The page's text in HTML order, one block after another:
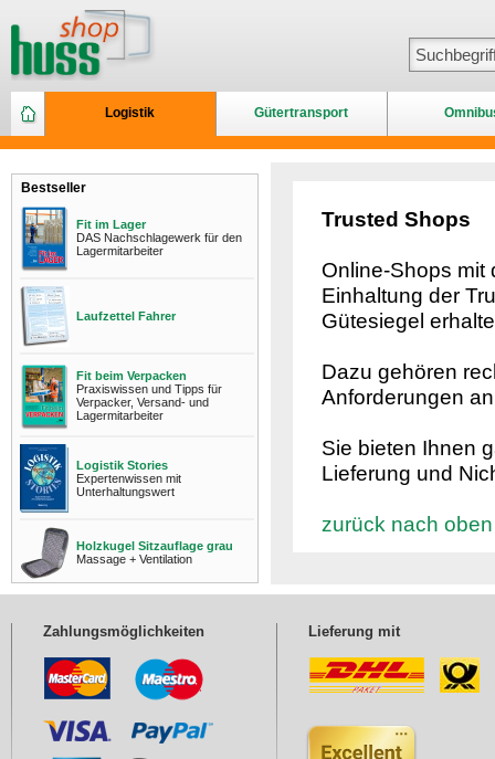
Logistik Gütertransport
Bestseller
Fit im Lager
DAS Nachschlagewerk für den
Lagermitarbeiter
Laufzettel Fahrer
Fit beim Verpacken
Praxiswissen und Tipps für
Verpacker, Versand- und
Lagermitarbeiter
Logistik Stories
Expertenwissen mit
Unterhaltungswert
Holzkugel Sitzauflage grau
Massage + Ventilation
Trusted Shops
Online-Shops mit
Einhaltung der
Gütesiegel
Dazu gehören
Anforderungen
Sie bieten Ihnen
Lieferung und
zurück nach oben
Zahlungsmöglichkeiten Lieferung mit